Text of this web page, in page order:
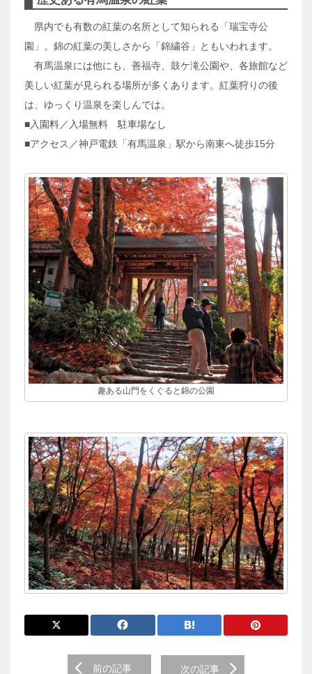
県内でも有数の紅葉の名所として知られる「瑞宝寺公
園」。錦の紅葉の美しさから「錦繍谷」ともいわれます。
有馬温泉には他にも、善福寺、鼓ケ滝公園や、各旅館など
美しい紅葉が見られる場所が多くあります。紅葉狩りの後
は、ゆっくり温泉を楽しんでは。
■入園料／入場無料 駐車場なし
■アクセス／神戸電鉄「有馬温泉」駅から南東へ徒歩15分
趣ある山門をくぐると錦の公園
前の記事 次の記事